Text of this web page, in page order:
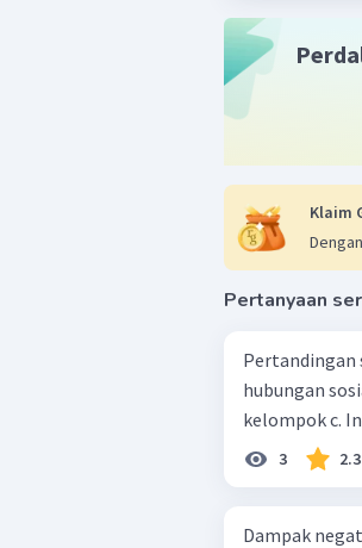
Klaim
Pertanyaan
Pertandingan
hubungan sosial …. a. Kelompok dengan
3 2.3
Dampak